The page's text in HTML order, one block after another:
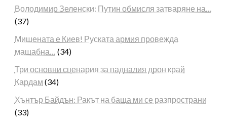
Володимир Зеленски: Путин обмисля затваряне на…
(37)
Мишената е Киев! Руската армия провежда
мащабна… (34)
Три основни сценария за падналия дрон край
Кардам (34)
Хънтър Байдън: Ракът на баща ми се разпространи
(33)